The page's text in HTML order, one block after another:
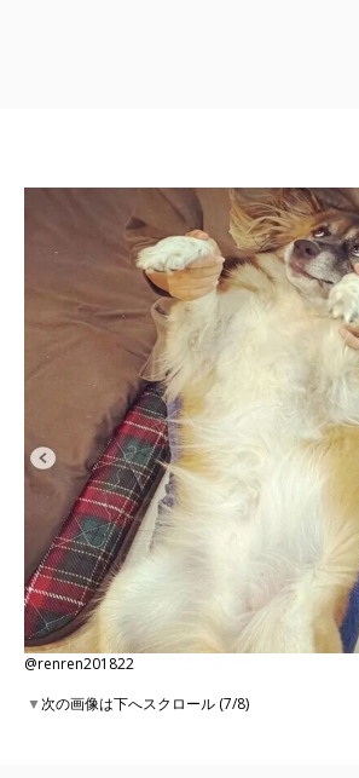
@renren201822
▼次の画像は下へスクロール (7/8)